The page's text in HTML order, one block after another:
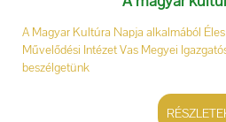
A Magyar Kultúra Napja alkalmából
Művelődési Intézet Vas Megyei
beszélgetünk